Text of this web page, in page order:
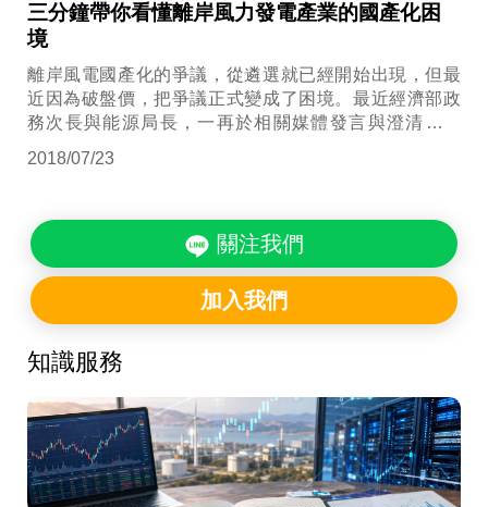
三分鐘帶你看懂離岸風力發電產業的國產化困
境
離岸風電國產化的爭議，從遴選就已經開始出現，但最
近因為破盤價，把爭議正式變成了困境。最近經濟部政
務次長與能源局長，一再於相關媒體發言與澄清稿指
段遴選，帶動國內相關產業發展，而也由於這樣的發
度，能夠造成低收購價格。
2018/07/23
關注我們
加入我們
知識服務